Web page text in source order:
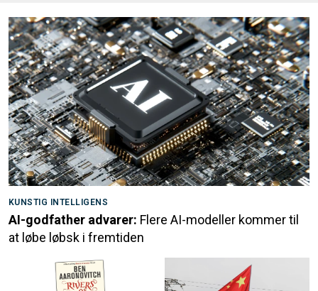
KUNSTIG INTELLIGENS
AI-godfather advarer: Flere AI-modeller kommer til
at løbe løbsk i fremtiden